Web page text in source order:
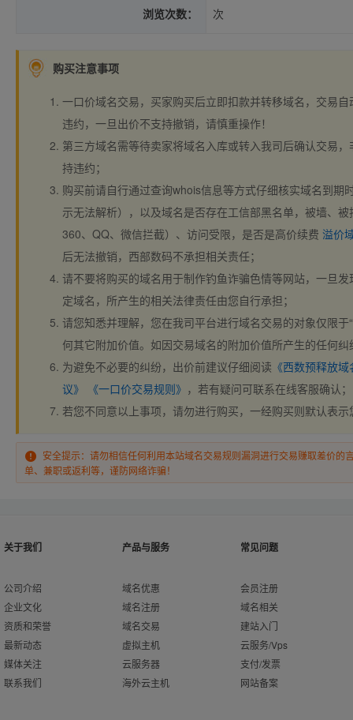
浏览次数： 次
购买注意事项
一口价域名交易，买家购买后立即扣款并转移域名，交易
违约，一旦出价不支持撤销，请慎重操作！
第三方域名需等待卖家将域名入库或转入我司后确认交易
持违约；
购买前请自行通过查询whois信息等方式仔细核实域名到期
示无法解析），以及域名是否存在工信部黑名单，被墙、
360、QQ、微信拦截）、访问受限，是否是高价续费 溢价
后无法撤销，西部数码不承担相关责任；
请不要将购买的域名用于制作钓鱼诈骗色情等网站，一旦
定域名，所产生的相关法律责任由您自行承担；
请您知悉并理解，您在我司平台进行域名交易的对象仅限于
何其它附加价值。如因交易域名的附加价值所产生的任何
为避免不必要的纠纷，出价前建议仔细阅读 《西数预释放
议》
《一口价交易规则》 ，若有疑问可联系在线客服确认；
若您不同意以上事项，请勿进行购买，一经购买则默认表
安全提示：请勿相信任何利用本站域名交易规则漏洞进行交易赚取差价的
单、兼职或返利等，谨防网络诈骗！
关于我们
公司介绍
企业文化
资质和荣誉
最新动态
媒体关注
联系我们
产品与服务
域名优惠
域名注册
域名交易
虚拟主机
云服务器
海外云主机
常见问题
会员注册
域名相关
建站入门
云服务/Vps
支付/发票
网站备案